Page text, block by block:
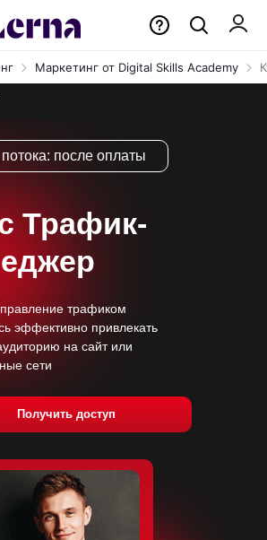
Маркетинг от Digital Skills Academy
Трафик-
трафиком
эффективно привлекать
на сайт или
сети
Получить доступ
после оплаты